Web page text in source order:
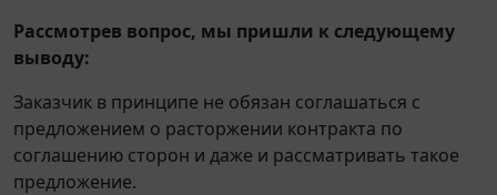
Рассмотрев вопрос, мы пришли к следующему
выводу:
Заказчик в принципе не обязан соглашаться с
предложением о расторжении контракта по
соглашению сторон и даже и рассматривать такое
предложение.